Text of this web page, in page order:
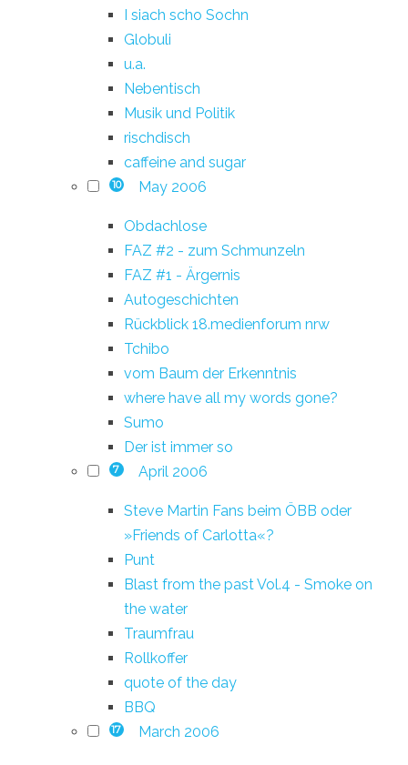
I siach scho Sochn
Globuli
u.a.
Nebentisch
Musik und Politik
rischdisch
caffeine and sugar
10 May 2006
Obdachlose
FAZ #2 - zum Schmunzeln
FAZ #1 - Ärgernis
Autogeschichten
Rückblick 18.medienforum nrw
Tchibo
vom Baum der Erkenntnis
where have all my words gone?
Sumo
Der ist immer so
7 April 2006
Steve Martin Fans beim ÖBB oder
»Friends of Carlotta«?
Punt
Blast from the past Vol.4 - Smoke on
the water
Traumfrau
Rollkoffer
quote of the day
BBQ
17 March 2006